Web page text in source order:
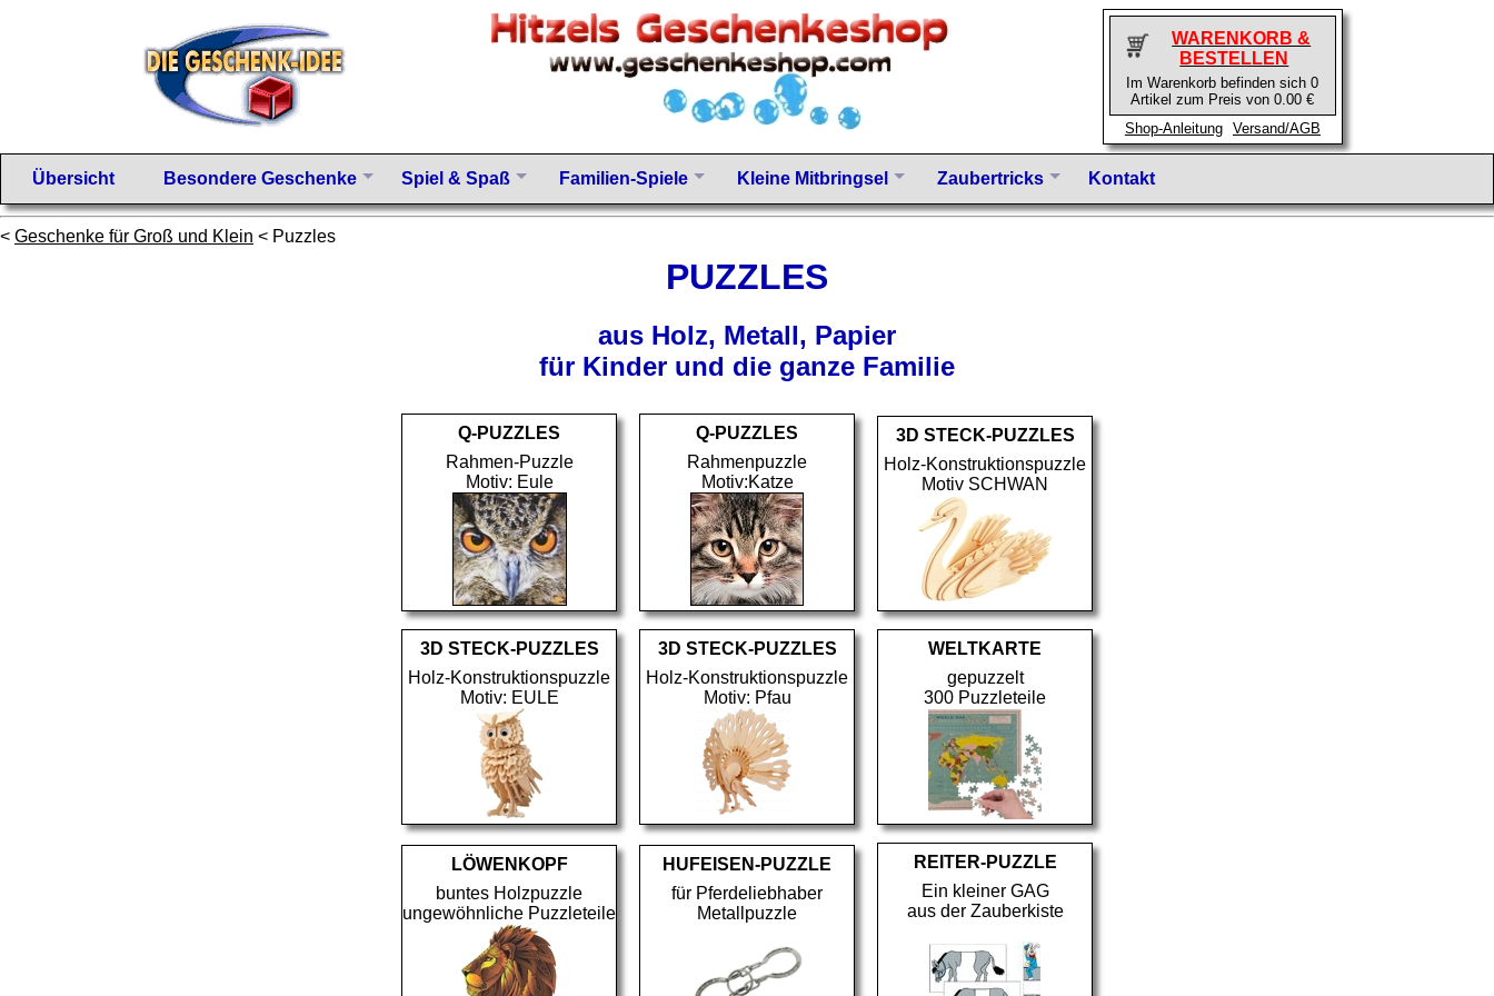
WARENKORB &
BESTELLEN
Im Warenkorb befinden sich 0
Artikel zum Preis von 0.00 €
Shop-Anleitung
Versand/AGB
Übersicht Besondere Geschenke Spiel & Spaß Familien-Spiele Kleine Mitbringsel Zaubertricks Kontakt
< Geschenke für Groß und Klein < Puzzles
PUZZLES
aus Holz, Metall, Papier
für Kinder und die ganze Familie
Q-PUZZLES
Rahmen-Puzzle
Motiv: Eule
Q-PUZZLES
Rahmenpuzzle
Motiv:Katze
3D STECK-PUZZLES
Holz-Konstruktionspuzzle
Motiv SCHWAN
3D STECK-PUZZLES
Holz-Konstruktionspuzzle
Motiv: EULE
3D STECK-PUZZLES
Holz-Konstruktionspuzzle
Motiv: Pfau
WELTKARTE
gepuzzelt
300 Puzzleteile
LÖWENKOPF
buntes Holzpuzzle
ungewöhnliche Puzzleteile
HUFEISEN-PUZZLE
für Pferdeliebhaber
Metallpuzzle
REITER-PUZZLE
Ein kleiner GAG
aus der Zauberkiste